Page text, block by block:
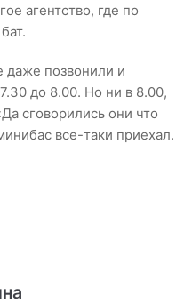
агентство, где по
даже позвонили и
до 8.00. Но ни в 8.00,
сговорились они что
все-таки приехал.